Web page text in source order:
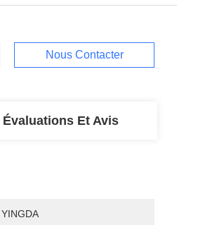
Nous Contacter
Évaluations Et Avis
YINGDA